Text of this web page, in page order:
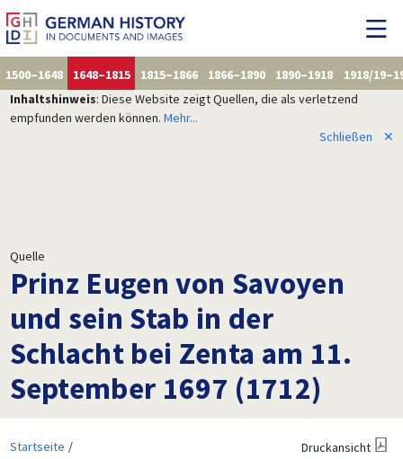
1500–1648 1648–1815 1815–1866 1866–1890 1890–1918
1918/
Inhaltshinweis: Diese Website zeigt Quellen, die als verletzend
empfunden werden können. Mehr...
Schließen
✕
Quelle
Prinz Eugen von Savoyen
und sein Stab in der
Schlacht bei Zenta am 11.
September 1697 (1712)
Startseite
Druckansicht